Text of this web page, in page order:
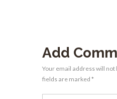
Add
Your email address will not
fields are marked *